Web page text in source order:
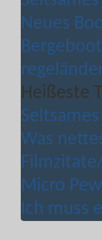
Neues
Bergeboot
Heißeste
Was
Micro
Ich muss